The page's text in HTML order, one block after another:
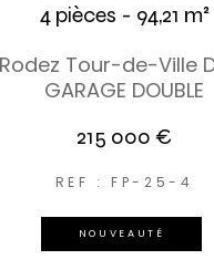
4 pièces - 94,21 m²
Tour-de-Ville
GARAGE DOUBLE
215 000 €
REF : FP-25-4
NOUVEAUTÉ